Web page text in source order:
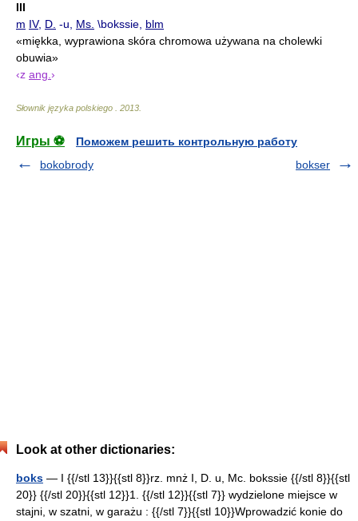
III
m IV, D. -u, Ms. \bokssie, blm
«miękka, wyprawiona skóra chromowa używana na cholewki
obuwia»
‹z ang. ›
Słownik języka polskiego 2013
Игры ⚽
Поможем решить контрольную работу
bokobrody
bokser
Look at other dictionaries:
boks — I {{/stl 13}}{{stl 8}}rz. mnż I, D. u, Mc. bokssie {{/stl 8}}{{stl
20}} {{/stl 20}}{{stl 12}}1. {{/stl 12}}{{stl 7}} wydzielone miejsce w
stajni, w szatni, w garażu : {{/stl 7}}{{stl 10}}Wprowadzić konie do